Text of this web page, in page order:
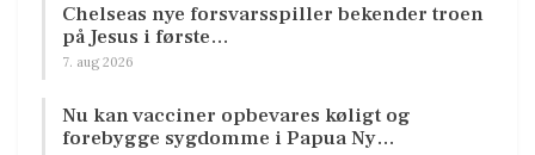
Chelseas nye forsvarsspiller bekender troen
på Jesus i første…
7. aug 2026
Nu kan vacciner opbevares køligt og
forebygge sygdomme i Papua Ny…